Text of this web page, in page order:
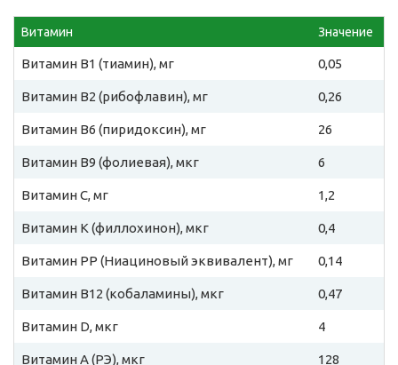
Витамин Значение
Витамин B1 (тиамин), мг 0,05
Витамин B2 (рибофлавин), мг 0,26
Витамин B6 (пиридоксин), мг 26
Витамин B9 (фолиевая), мкг 6
Витамин C, мг 1,2
Витамин К (филлохинон), мкг 0,4
Витамин PP (Ниациновый эквивалент), мг 0,14
Витамин B12 (кобаламины), мкг 0,47
Витамин D, мкг 4
Витамин A (РЭ), мкг 128